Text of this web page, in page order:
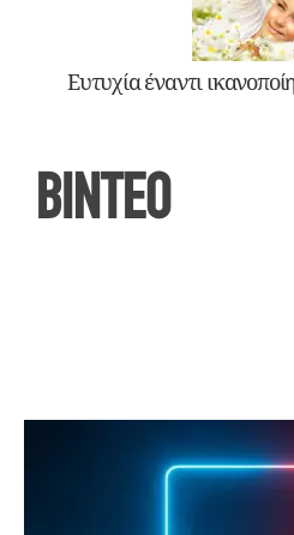
Ευτυχία έναντι
ΒΙΝΤΕΟ